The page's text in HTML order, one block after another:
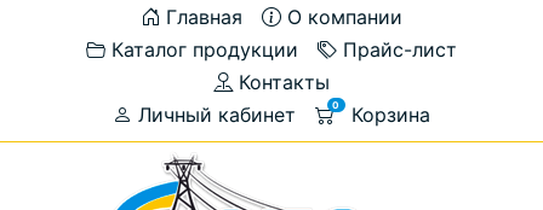
Главная
О компании
Каталог продукции
Прайс-лист
Контакты
Личный кабинет
0 Корзина